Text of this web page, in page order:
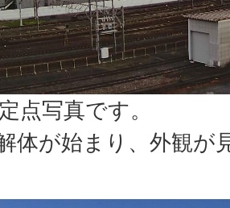
点写真です。
体が始まり、外観が